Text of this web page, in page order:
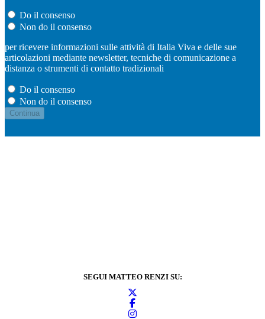
Do il consenso
Non do il consenso
per ricevere informazioni sulle attività di Italia Viva e delle sue
articolazioni mediante newsletter, tecniche di comunicazione a
distanza o strumenti di contatto tradizionali
Do il consenso
Non do il consenso
SEGUI MATTEO RENZI SU: